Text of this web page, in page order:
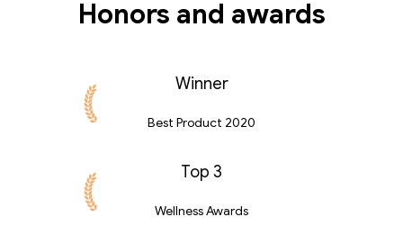
Honors and awards
Winner
Best Product 2020
Top 3
Wellness Awards